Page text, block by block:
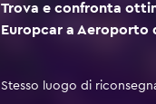
Trova e confronta
Europcar a Aeroporto
Stesso luogo di